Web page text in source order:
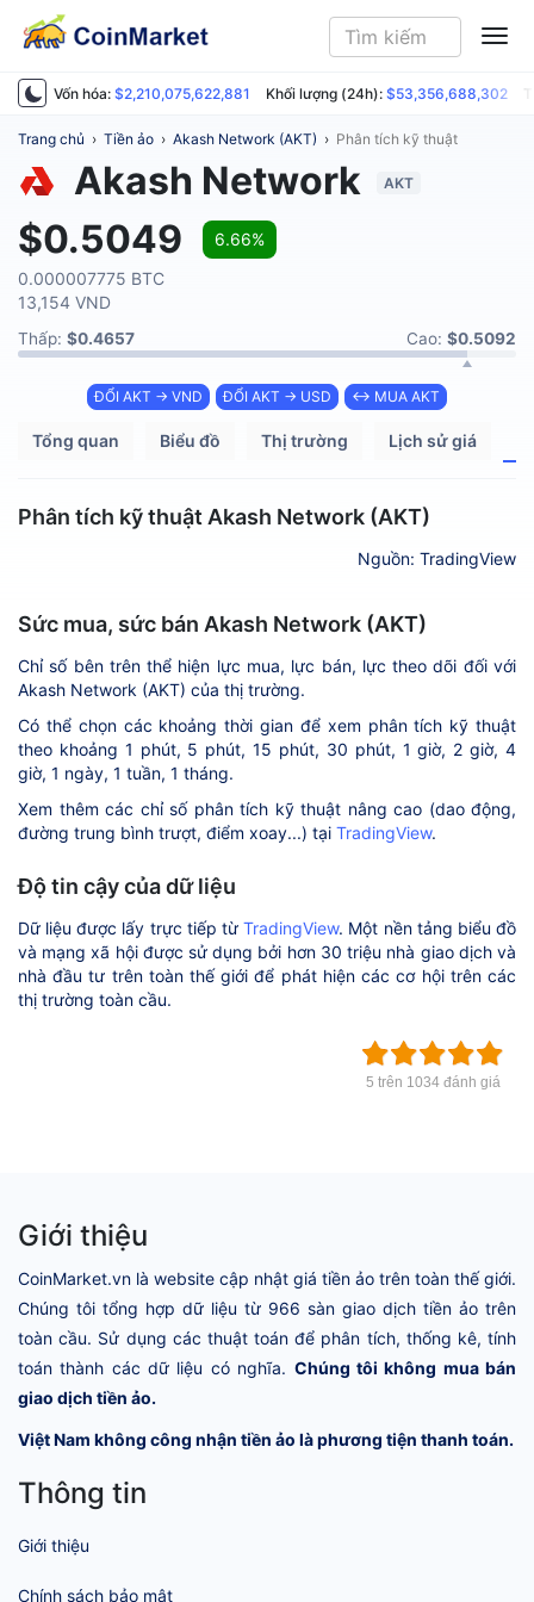
Vốn hóa: $2,210,075,622,881 Khối lượng (24h): $53,356,688,302
Trang chủ › Tiền ảo › Akash Network (AKT) › Phân tích kỹ thuật
Akash Network AKT
$0.5049
6.66%
0.000007775 BTC
13,154 VND
Thấp: $0.4657 Cao: $0.5092
ĐỔI AKT → VND ĐỔI AKT → USD ↔ MUA AKT
Tổng quan Biểu đồ Thị trường Lịch sử giá
Phân tích kỹ thuật Akash Network (AKT)
Nguồn: TradingView
Sức mua, sức bán Akash Network (AKT)
Chỉ số bên trên thể hiện lực mua, lực bán, lực theo dõi đối với
Akash Network (AKT) của thị trường.
Có thể chọn các khoảng thời gian để xem phân tích kỹ thuật
theo khoảng 1 phút, 5 phút, 15 phút, 30 phút, 1 giờ, 2 giờ, 4
giờ, 1 ngày, 1 tuần, 1 tháng.
Xem thêm các chỉ số phân tích kỹ thuật nâng cao (dao động,
đường trung bình trượt, điểm xoay...) tại TradingView.
Độ tin cậy của dữ liệu
Dữ liệu được lấy trực tiếp từTradingView. Một nền tảng biểu đồ
và mạng xã hội được sử dụng bởi hơn 30 triệu nhà giao dịch và
nhà đầu tư trên toàn thế giới để phát hiện các cơ hội trên các
thị trường toàn cầu.
5 trên 1034 đánh giá
Giới thiệu
CoinMarket.vn là website cập nhật giá tiền ảo trên toàn thế giới.
Chúng tôi tổng hợp dữ liệu từ 966 sàn giao dịch tiền ảo trên
toàn cầu. Sử dụng các thuật toán để phân tích, thống kê, tính
toán thành các dữ liệu có nghĩa. Chúng tôi không mua bán
giao dịch tiền ảo.
Việt Nam không công nhận tiền ảo là phương tiện thanh toán.
Thông tin
Giới thiệu
Chính sách bảo mật